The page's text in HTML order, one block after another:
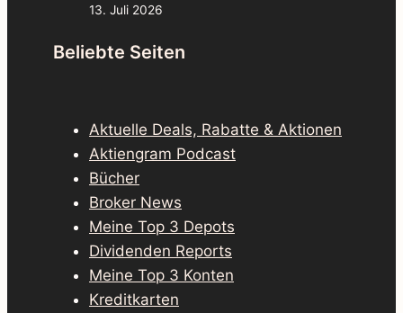
13. Juli 2026
Beliebte Seiten
Aktuelle Deals, Rabatte & Aktionen
Aktiengram Podcast
Bücher
Broker News
Meine Top 3 Depots
Dividenden Reports
Meine Top 3 Konten
Kreditkarten